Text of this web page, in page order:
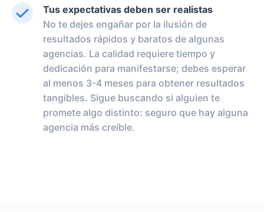
Tus expectativas deben ser realistas
No te dejes engañar por la ilusión de
resultados rápidos y baratos de algunas
agencias. La calidad requiere tiempo y
dedicación para manifestarse; debes esperar
al menos 3-4 meses para obtener resultados
tangibles. Sigue buscando si alguien te
promete algo distinto: seguro que hay alguna
agencia más creíble.